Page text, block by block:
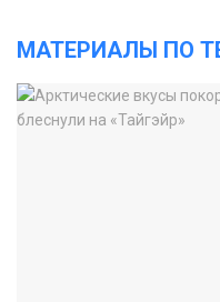
МАТЕРИАЛЫ ПО